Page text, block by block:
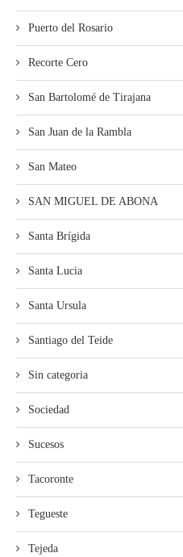
Puerto del Rosario
Recorte Cero
San Bartolomé de Tirajana
San Juan de la Rambla
San Mateo
SAN MIGUEL DE ABONA
Santa Brígida
Santa Lucia
Santa Ursula
Santiago del Teide
Sin categoria
Sociedad
Sucesos
Tacoronte
Tegueste
Tejeda